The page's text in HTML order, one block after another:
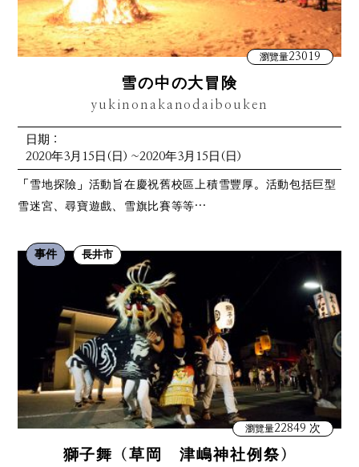
瀏覽量23019
雪の中の大冒険
yukinonakanodaibouken
日期：
2020年3月15日(日) ~2020年3月15日(日)
「雪地探險」活動旨在慶祝舊校區上積雪豐厚。活動包括巨型
雪迷宮、尋寶遊戲、雪旗比賽等等…
事件 長井市
瀏覽量22849 次
獅子舞（草岡 津嶋神社例祭）